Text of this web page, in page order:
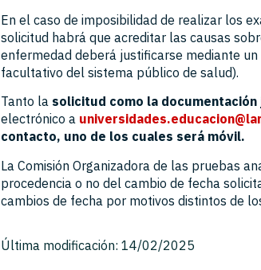
En el caso de imposibilidad de realizar los
solicitud habrá que acreditar las causas
enfermedad deberá justificarse mediante
facultativo del sistema público de salud).
Tanto la solicitud como la
electrónico a
contacto, uno de los cuales será móvil.
La Comisión Organizadora de las pruebas
procedencia o no del cambio de fecha
cambios de fecha por motivos distintos de
Última modificación: 14/02/2025